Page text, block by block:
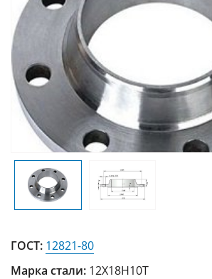
ГОСТ: 12821-80
Марка стали: 12Х18Н10Т